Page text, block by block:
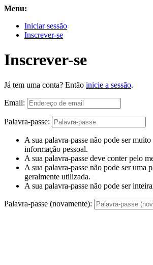
Menu:
Iniciar sessão
Inscrever-se
Inscrever-se
Já tem uma conta? Então inicie a sessão.
Email:
Palavra-passe:
A sua palavra-passe não pode ser
informação pessoal.
A sua palavra-passe deve conter pelo
A sua palavra-passe não pode ser uma
geralmente utilizada.
A sua palavra-passe não pode ser
Palavra-passe (novamente):